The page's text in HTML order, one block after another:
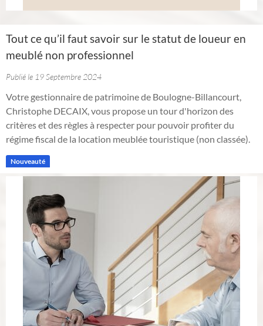
Tout ce qu’il faut savoir sur le statut de loueur en
meublé non professionnel
Publié le 19 Septembre 2024
Votre gestionnaire de patrimoine de Boulogne-Billancourt,
Christophe DECAIX, vous propose un tour d'horizon des
critères et des règles à respecter pour pouvoir profiter du
régime fiscal de la location meublée touristique (non classée).
Nouveauté